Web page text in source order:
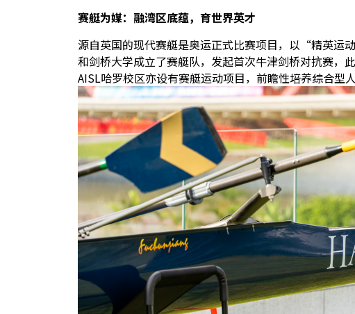
赛艇为媒：融湾区底蕴，育世界英才
源自英国的现代赛艇是奥运正式比赛项目，以 “精英运
和剑桥大学成立了赛艇队，发起首次牛津剑桥对抗赛，
AISL哈罗校区亦设有赛艇运动项目，前瞻性培养综合型